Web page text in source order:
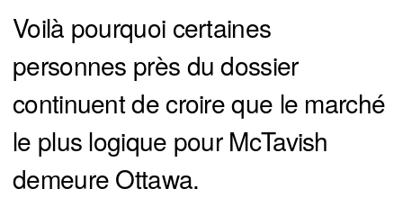
Voilà pourquoi certaines
personnes près du dossier
continuent de croire que le marché
le plus logique pour McTavish
demeure Ottawa.